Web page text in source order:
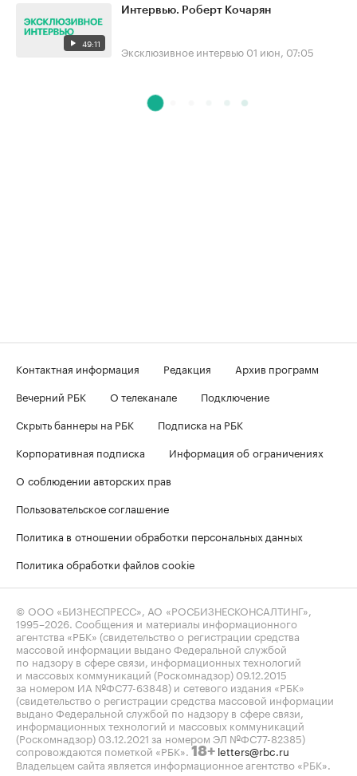
49:11
Интервью. Роберт Кочарян
Эксклюзивное интервью 01 июн, 07:05
Контактная информация Редакция
Архив программ
Вечерний РБК
О телеканале
Подключение
Скрыть баннеры на РБК
Подписка на РБК
Корпоративная подписка
Информация об ограничениях
О соблюдении авторских прав
Пользовательское соглашение
Политика в отношении обработки персональных данных
Политика обработки файлов cookie
© ООО «БИЗНЕСПРЕСС», АО «РОСБИЗНЕСКОНСАЛТИНГ»,
1995–2026 . Сообщения и материалы информационного
агентства «РБК» (свидетельство о регистрации средства
массовой информации выдано Федеральной службой
по надзору в сфере связи, информационных технологий
и массовых коммуникаций (Роскомнадзор) 09.12.2015
за номером ИА №ФС77-63848) и сетевого издания «РБК»
(свидетельство о регистрации средства массовой информации
выдано Федеральной службой по надзору в сфере связи,
информационных технологий и массовых коммуникаций
(Роскомнадзор) 03.12.2021 за номером ЭЛ №ФС77-82385)
сопровождаются пометкой «РБК». 18+ letters@rbc.ru
Владельцем сайта является информационное агентство «РБК».